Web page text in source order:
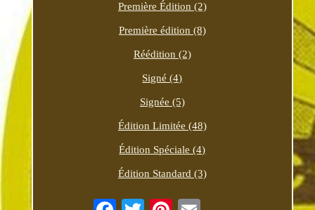
Première Édition (2)
Première édition (8)
Réédition (2)
Signé (4)
Signée (5)
Édition Limitée (48)
Édition Spéciale (4)
Édition Standard (3)